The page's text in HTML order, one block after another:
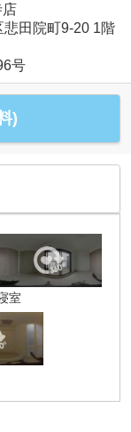
田院町9-20 1階
号
)
室